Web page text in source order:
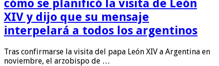
cómo se planificó la visita de León
XIV y dijo que su mensaje
interpelará a todos los argentinos
Tras confirmarse la visita del papa León XIV a Argentina en
noviembre, el arzobispo de …